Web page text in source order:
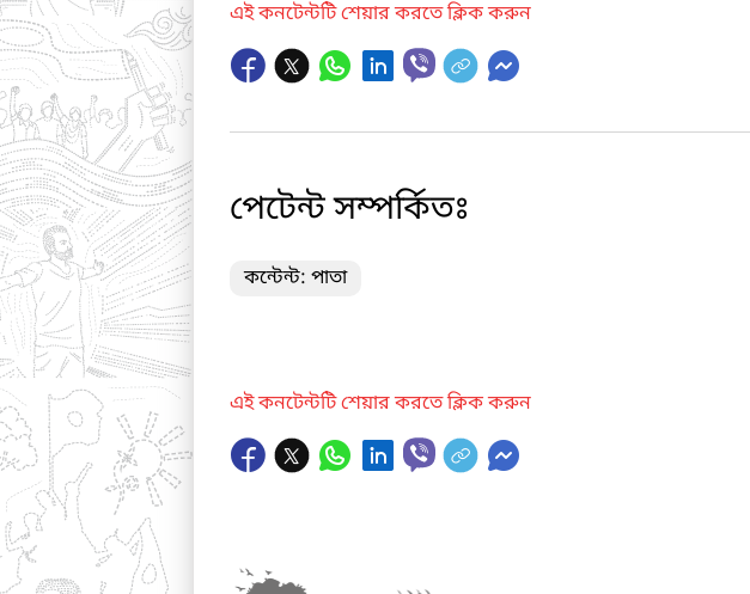
এই কনটেন্টটি শেয়ার করতে ক্লিক করুন
পেটেন্ট সম্পর্কিতঃ
কন্টেন্ট: পাতা
এই কনটেন্টটি শেয়ার করতে ক্লিক করুন